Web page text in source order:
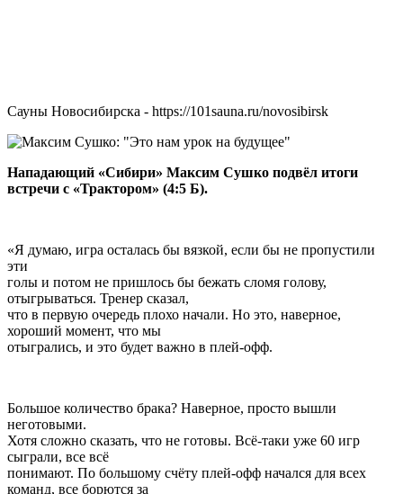
Сауны Новосибирска - https://101sauna.ru/novosibirsk
Нападающий «Сибири» Максим Сушко подвёл итоги
встречи с «Трактором» (4:5 Б).
«Я думаю, игра осталась бы вязкой, если бы не пропустили
эти
голы и потом не пришлось бы бежать сломя голову,
отыгрываться. Тренер сказал,
что в первую очередь плохо начали. Но это, наверное,
хороший момент, что мы
отыгрались, и это будет важно в плей-офф.
Большое количество брака? Наверное, просто вышли
неготовыми.
Хотя сложно сказать, что не готовы. Всё-таки уже 60 игр
сыграли, все всё
понимают. По большому счёту плей-офф начался для всех
команд, все борются за